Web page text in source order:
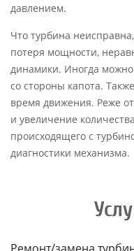
давлением.
Что турбина
потеря мощности,
динамики. Иногда
со стороны капота.
время движения. Реже
и увеличение
происходящего с
диагностики механизма.